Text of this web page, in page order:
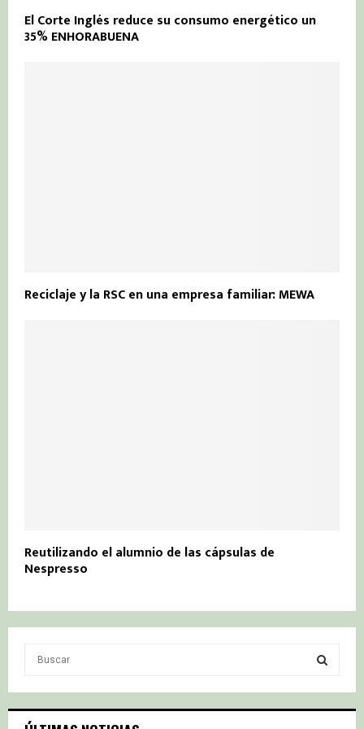
El Corte Inglés reduce su consumo energético un
35% ENHORABUENA
Reciclaje y la RSC en una empresa familiar: MEWA
Reutilizando el alumnio de las cápsulas de
Nespresso
c
S